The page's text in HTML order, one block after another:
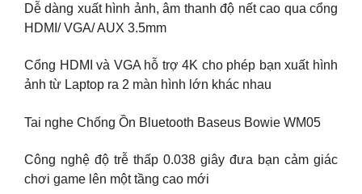
Dễ dàng xuất hình ảnh, âm thanh độ nết cao qua cổng
HDMI/ VGA/ AUX 3.5mm
Cổng HDMI và VGA hỗ trợ 4K cho phép bạn xuất hình
ảnh từ Laptop ra 2 màn hình lớn khác nhau
Tai nghe Chống Ồn Bluetooth Baseus Bowie WM05
Công nghệ độ trễ thấp 0.038 giây đưa bạn cảm giác
chơi game lên một tầng cao mới